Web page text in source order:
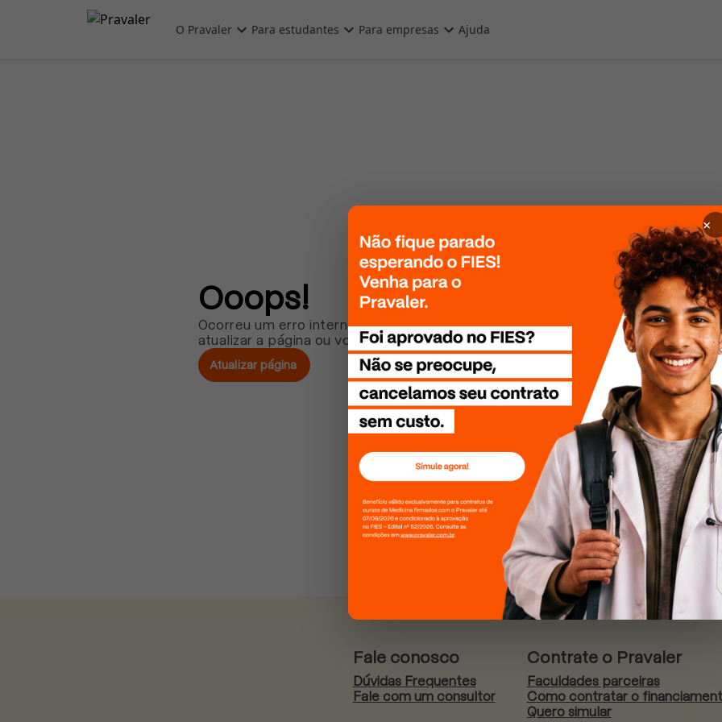
Pular para o conteúdo principal
O Pravaler Para estudantes Para empresas Ajuda
Ooops!
Ocorreu um erro interno. Por favor, tente
atualizar a página ou volte mais tarde!
Atualizar página
Fale conosco
Dúvidas Frequentes
Fale com um consultor
Contrate o Pravaler
Faculdades parceiras
Como contratar o
Quero simular
×